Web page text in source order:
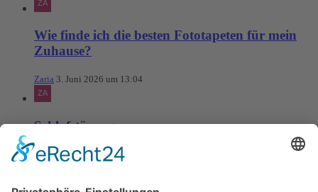
Wie finde ich die besten Fototapeten für mein
Zuhause?
Zaria 3. Juni 2026 um 13:04
Schlafstörungen
Zaria 3. Juni 2026 um 13:03